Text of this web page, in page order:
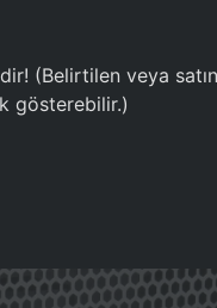
(Belirtilen veya
gösterebilir.)